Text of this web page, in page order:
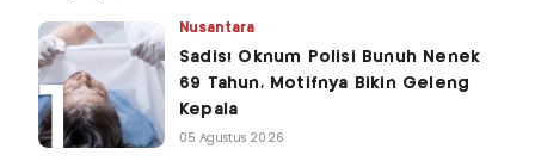
Nusantara
Sadis! Oknum Polisi Bunuh Nenek
69 Tahun, Motifnya Bikin Geleng
Kepala
05 Agustus 2026